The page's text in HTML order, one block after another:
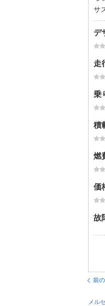
サ
デ
走
乗
積
燃
価
故
前
メル